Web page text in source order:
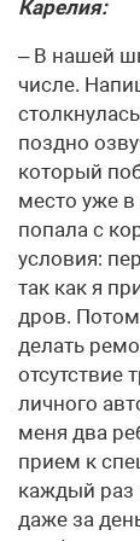
Карелия:
– В нашей
числе.
поздно
который
место уже в
попала с
условия:
так как я
дров.
делать
отсутствие
личного
меня два
прием к
каждый раз
даже за